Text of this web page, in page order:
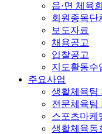
읍·면 체육회
회원종목단
보도자료
채용공고
입찰공고
지도활동수
주요사업
생활체육팀
전문체육팀
스포츠마케
생활체육동